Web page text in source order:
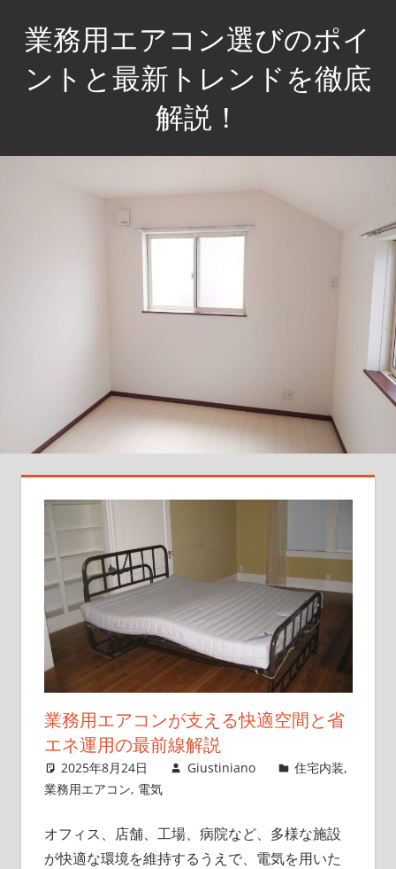
業務用エアコン選びのポイ
ントと最新トレンドを徹底
解説！
快
最
新
介！
業務用エアコンが支える快適空間と省
エネ運用の最前線解説
2025年8月24日 Giustiniano 住宅内装,
業務用エアコン, 電気
オフィス、店舗、工場、病院など、多様な施設
が快適な環境を維持するうえで、電気を用いた